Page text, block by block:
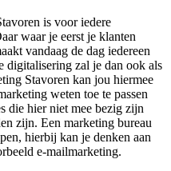
is voor iedere
waar je eerst je klanten
vandaag de dag iedereen
digitalisering zal je dan ook als
Stavoren kan jou hiermee
weten toe te passen
die hier niet mee bezig zijn
zijn. Een marketing bureau
hierbij kan je denken aan
e-mailmarketing.